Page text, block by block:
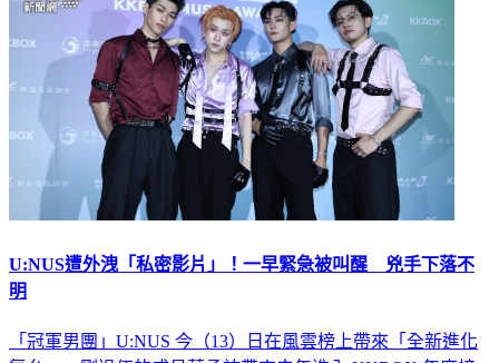
U:NUS遭外洩「私密影片」！一早緊急被叫醒 兇手下落不
明
「冠軍男團」U:NUS 今（13）日在風雲榜上帶來「全新進化